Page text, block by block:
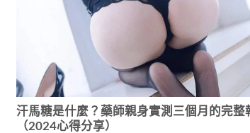
汗馬糖是什麼？藥師親身實測三個月的完整
（2024心得分享）